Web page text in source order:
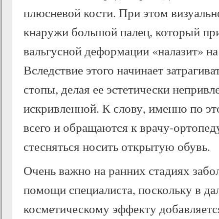
плюсневой кости. При этом
кнаружи большой палец, который
вальгусной деформации «налазит»
Вследствие этого начинает
стопы, делая ее эстетически
искривленной. К слову, именно по
всего и обращаются к врачу-
стесняться носить открытую обувь.
Очень важно на ранних стадиях
помощи специалиста, поскольку в
косметическому эффекту